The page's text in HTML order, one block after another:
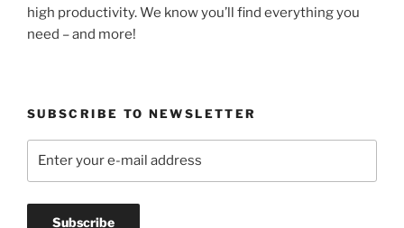
high productivity. We know you’ll find everything you
need – and more!
SUBSCRIBE TO NEWSLETTER